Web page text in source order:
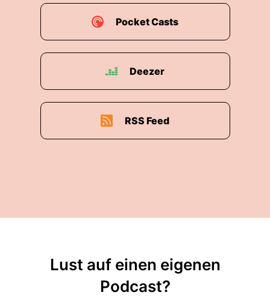
Pocket Casts
Deezer
RSS Feed
Lust auf einen eigenen
Podcast?